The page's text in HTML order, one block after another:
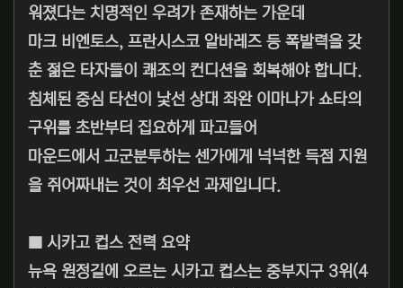
워졌다는 치명적인 우려가 존재하는 가운데
마크 비엔토스, 프란시스코 알바레즈 등 폭발력을 갖
춘 젊은 타자들이 쾌조의 컨디션을 회복해야 합니다.
침체된 중심 타선이 낯선 상대 좌완 이마나가 쇼타의
구위를 초반부터 집요하게 파고들어
마운드에서 고군분투하는 센가에게 넉넉한 득점 지원
을 쥐어짜내는 것이 최우선 과제입니다.
■ 시카고 컵스 전력 요약
뉴욕 원정길에 오르는 시카고 컵스는 중부지구 3위(4